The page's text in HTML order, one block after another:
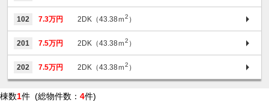
102 7.3万円 2DK（43.38ｍ2 ）
201 7.5万円 2DK（43.38ｍ2 ）
202 7.5万円 2DK（43.38ｍ2 ）
棟数1件 (総物件数： 4件)